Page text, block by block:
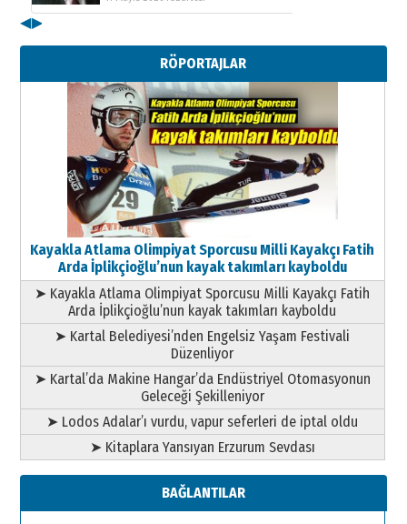
◀▶
RÖPORTAJLAR
Kayakla Atlama Olimpiyat Sporcusu Milli Kayakçı Fatih
Arda İplikçioğlu’nun kayak takımları kayboldu
➤ Kayakla Atlama Olimpiyat Sporcusu Milli Kayakçı Fatih
Arda İplikçioğlu’nun kayak takımları kayboldu
➤ Kartal Belediyesi’nden Engelsiz Yaşam Festivali
Düzenliyor
➤ Kartal’da Makine Hangar’da Endüstriyel Otomasyonun
Geleceği Şekilleniyor
➤ Lodos Adalar’ı vurdu, vapur seferleri de iptal oldu
➤ Kitaplara Yansıyan Erzurum Sevdası
BAĞLANTILAR